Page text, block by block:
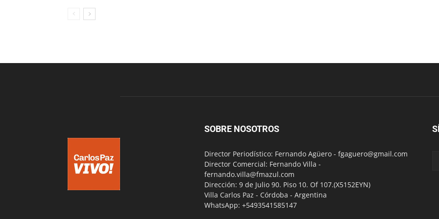
SOBRE NOSOTROS
Director Periodístico: Fernando Agüero - fgaguero@gmail.com
Director Comercial: Fernando Villa -
fernando.villa@fmazul.com
Dirección: 9 de Julio 90. Piso 10. Of 107.(X5152EYN)
Villa Carlos Paz - Córdoba - Argentina
WhatsApp: +5493541585147